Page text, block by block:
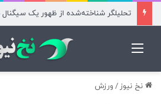
نخ نیوز / ورزش